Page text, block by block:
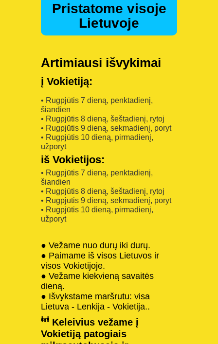
Pristatome visoje
Lietuvoje
Artimiausi išvykimai
į Vokietiją:
• Rugpjūtis 7 dieną, penktadienį,
šiandien
• Rugpjūtis 8 dieną, šeštadienį, rytoj
• Rugpjūtis 9 dieną, sekmadienį, poryt
• Rugpjūtis 10 dieną, pirmadienį,
užporyt
iš Vokietijos:
• Rugpjūtis 7 dieną, penktadienį,
šiandien
• Rugpjūtis 8 dieną, šeštadienį, rytoj
• Rugpjūtis 9 dieną, sekmadienį, poryt
• Rugpjūtis 10 dieną, pirmadienį,
užporyt
● Vežame nuo durų iki durų.
● Paimame iš visos Lietuvos ir
visos Vokietijoje.
● Vežame kiekvieną savaitės
dieną.
● Išvykstame maršrutu: visa
Lietuva - Lenkija - Vokietija..
Keleivius vežame į
Vokietiją patogiais